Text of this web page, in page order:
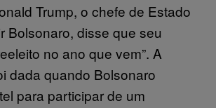
Trump, o chefe de Estado
Bolsonaro, disse que seu
no ano que vem”. A
dada quando Bolsonaro
para participar de um